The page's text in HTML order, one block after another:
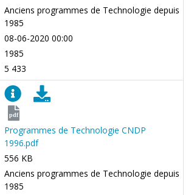
Anciens programmes de Technologie depuis
1985
08-06-2020 00:00
1985
5 433
pdf
Programmes de Technologie CNDP
1996.pdf
556 KB
Anciens programmes de Technologie depuis
1985